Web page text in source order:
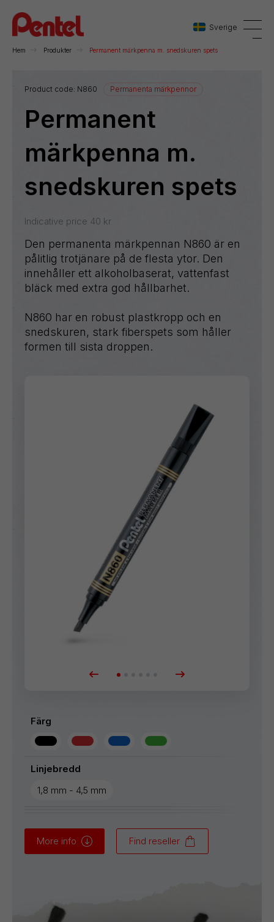
Sverige
Danmark
Sverige
Hem Produkter Permanent märkpenna m. snedskuren spets
Product code: N860 Permanenta märkpennor
Permanent
märkpenna m.
snedskuren spets
Indicative price 40 kr
Den permanenta märkpennan N860 är en
pålitlig trotjänare på de flesta ytor. Den
innehåller ett alkoholbaserat, vattenfast
bläck med extra god hållbarhet.
N860 har en robust plastkropp och en
snedskuren, stark fiberspets som håller
formen till sista droppen.
Färg
Linjebredd
1,8 mm - 4,5 mm
More info Find reseller